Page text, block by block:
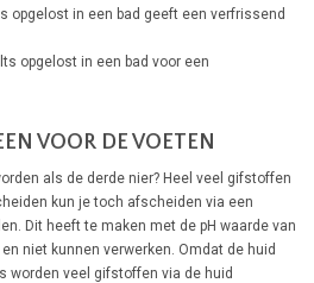
opgelost in een bad geeft een verfrissend
opgelost in een bad voor een
VOOR DE VOETEN
als de derde nier? Heel veel gifstoffen
kun je toch afscheiden via een
Dit heeft te maken met de pH waarde van
niet kunnen verwerken. Omdat de huid
worden veel gifstoffen via de huid